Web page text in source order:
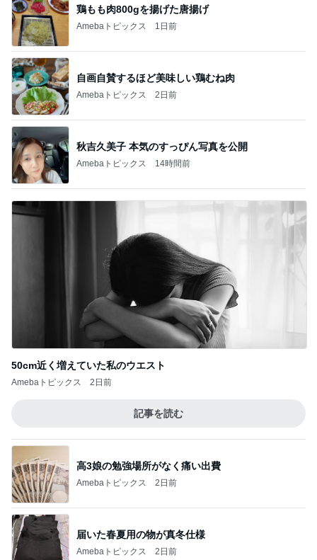
鶏もも肉800gを揚げた唐揚げ
Amebaトピックス 1日前
自画自賛するほど美味しい鶏むね肉
Amebaトピックス 2日前
秋吉久美子 本気のすっぴん写真を公開
Amebaトピックス 14時間前
50cm近く増えていた私のウエスト
Amebaトピックス 2日前
記事を読む
高3娘の勉強場所がなく痛い出費
Amebaトピックス 2日前
届いた春夏用の物が真冬仕様
Amebaトピックス 2日前